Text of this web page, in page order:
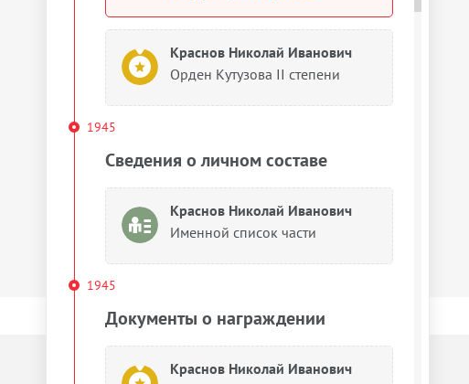
Краснов Николай Иванович
Орден Кутузова II степени
1945
Сведения о личном составе
Краснов Николай Иванович
Именной список части
1945
Документы о награждении
Краснов Николай Иванович